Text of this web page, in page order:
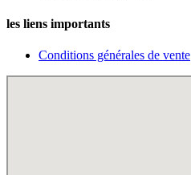
les liens importants
Conditions générales de vente